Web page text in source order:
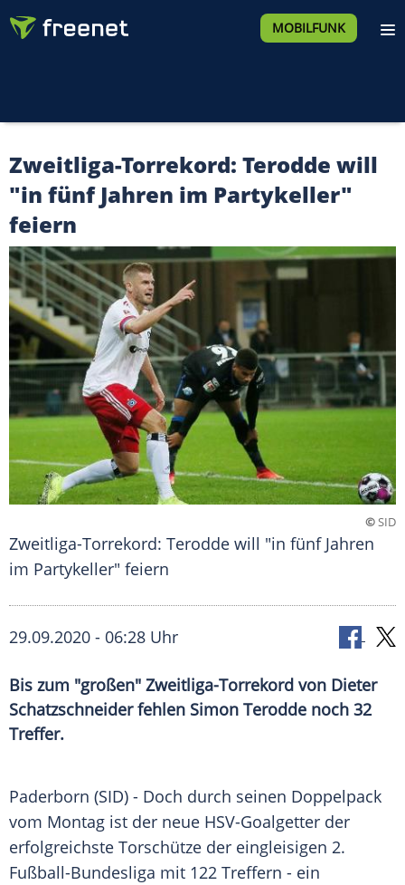
MOBILFUNK
Zweitliga-Torrekord: Terodde will
"in fünf Jahren im Partykeller"
feiern
©SID
Zweitliga-Torrekord: Terodde will "in fünf Jahren
im Partykeller" feiern
29.09.2020 - 06:28 Uhr
Bis zum "großen" Zweitliga-Torrekord von Dieter
Schatzschneider fehlen Simon Terodde noch 32
Treffer.
Paderborn (SID) - Doch durch seinen Doppelpack
vom Montag ist der neue HSV-Goalgetter der
erfolgreichste Torschütze der eingleisigen 2.
Fußball-Bundesliga mit 122 Treffern - ein